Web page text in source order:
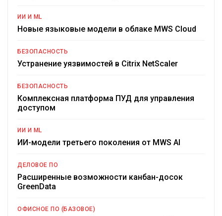
ИИ И ML
Новые языковые модели в облаке MWS Cloud
БЕЗОПАСНОСТЬ
Устранение уязвимостей в Citrix NetScaler
БЕЗОПАСНОСТЬ
Комплексная платформа ПУД для управления
доступом
ИИ И ML
ИИ-модели третьего поколения от MWS AI
ДЕЛОВОЕ ПО
Расширенные возможности канбан-досок
GreenData
ОФИСНОЕ ПО (БАЗОВОЕ)